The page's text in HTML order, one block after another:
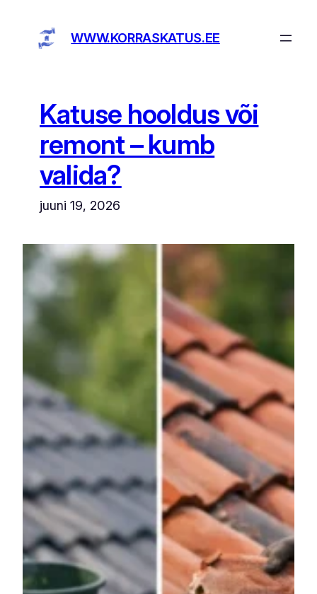
WWW.KORRASKATUS.EE
Katuse hooldus või
remont – kumb
valida?
juuni 19, 2026